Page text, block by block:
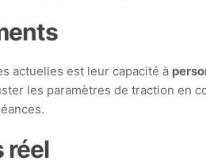
actuelles est leur capacité à
les paramètres de traction en
réel